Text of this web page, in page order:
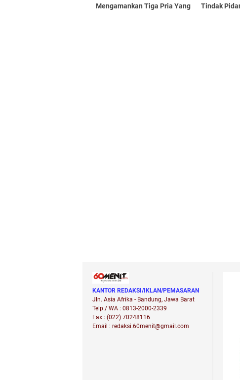
Mengamankan Tiga Pria Yang
Tindak
KANTOR REDAKSI/IKLAN/PEMASARAN
Jln. Asia Afrika - Bandung, Jawa Barat
Telp / WA : 0813-2000-2339
Fax : (022) 70248116
Email : redaksi.60menit@gmail.com